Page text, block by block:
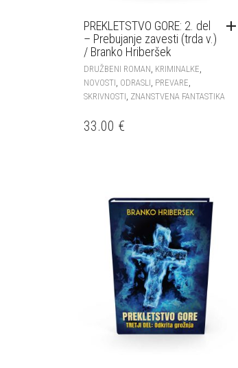
PREKLETSTVO GORE: 2. del
– Prebujanje zavesti (trda v.)
/ Branko Hriberšek
DRUŽBENI ROMAN, KRIMINALKE,
NOVOSTI, ODRASLI, PREVARE,
SKRIVNOSTI, ZNANSTVENA FANTASTIKA
33.00 €